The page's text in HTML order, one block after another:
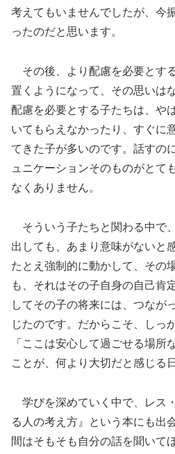
考えてもいませんでしたが、今
ったのだと思います。
その後、より配慮を必要とす
置くようになって、その思いは
配慮を必要とする子たちは、や
いてもらえなかったり、すぐに
てきた子が多いのです。話すの
ュニケーションそのものがとて
なくありません。
そういう子たちと関わる中で
出しても、あまり意味がないと
たとえ強制的に動かして、その
も、それはその子自身の自己肯
してその子の将来には、つなが
じたのです。だからこそ、しっ
「ここは安心して過ごせる場所
ことが、何より大切だと感じる
学びを深めていく中で、レス
る人の考え方』という本にも出
間はそもそも自分の話を聞いて